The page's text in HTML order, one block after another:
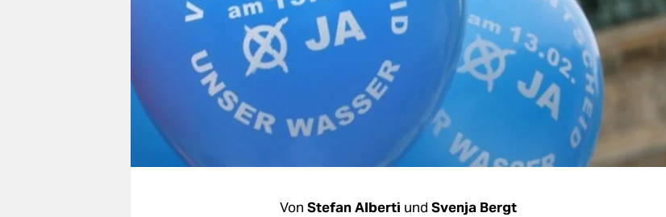
veranstaltungen
fragen & hilfe
unterstützen
abo
genossenschaft
Von Stefan Alberti und Svenja Bergt